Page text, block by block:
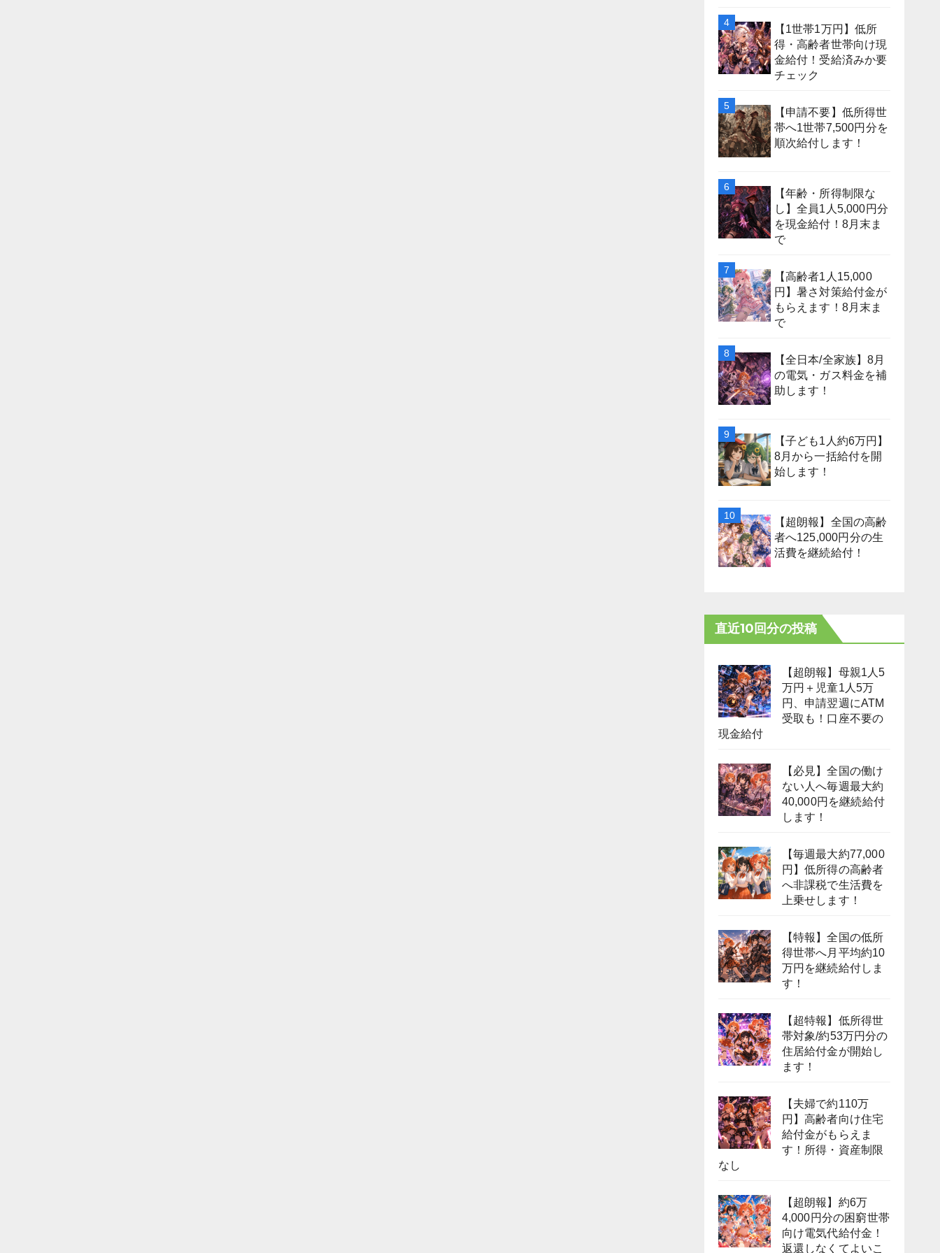
【1世帯1万円】低所
得・高齢者世帯向け現
金給付！受給済みか要
チェック
【申請不要】低所得世
帯へ1世帯7,500円分を
順次給付します！
【年齢・所得制限な
し】全員1人5,000円分
を現金給付！8月末ま
で
【高齢者1人15,000
円】暑さ対策給付金が
もらえます！8月末ま
で
【全日本/全家族】8月
の電気・ガス料金を補
助します！
【子ども1人約6万円】
8月から一括給付を開
始します！
【超朗報】全国の高齢
者へ125,000円分の生
活費を継続給付！
直近10回分の投稿
【超朗報】母親1人5
万円＋児童1人5万
円、申請翌週にATM
受取も！口座不要の
現金給付
【必見】全国の働け
ない人へ毎週最大約
40,000円を継続給付
します！
【毎週最大約77,000
円】低所得の高齢者
へ非課税で生活費を
上乗せします！
【特報】全国の低所
得世帯へ月平均約10
万円を継続給付しま
す！
【超特報】低所得世
帯対象/約53万円分の
住居給付金が開始し
ます！
【夫婦で約110万
円】高齢者向け住宅
給付金がもらえま
す！所得・資産制限
なし
【超朗報】約6万
4,000円分の困窮世帯
向け電気代給付金！
返還しなくてよいこ